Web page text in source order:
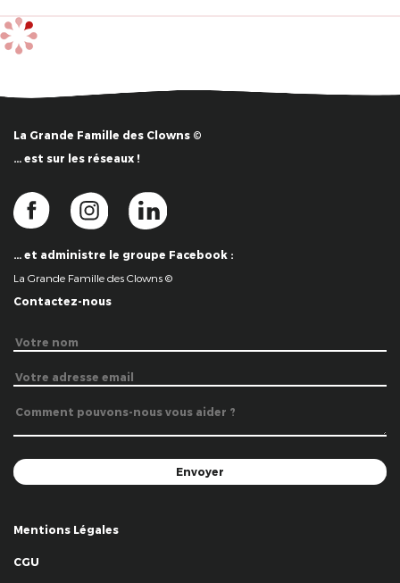
La Grande Famille des Clowns ©
… est sur les réseaux !
… et administre le groupe Facebook :
La Grande Famille des Clowns ©
Contactez-nous
Mentions Légales
CGU